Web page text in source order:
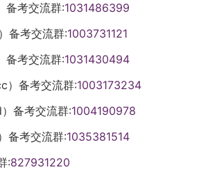
备考交流群:1031486399
备考交流群:1003731121
备考交流群:1031430494
）备考交流群:1003173234
备考交流群:1004190978
备考交流群:1035381514
:827931220